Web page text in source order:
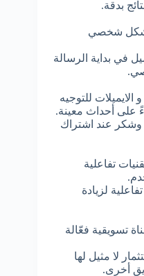
بدقة.
شخصي
في بداية الرسالة
للتوجيه
على أحداث معينة.
وشكر عند اشتراك
تفاعلية
لزيادة
تسويقية فعّالة
لا مثيل لها
أخرى.